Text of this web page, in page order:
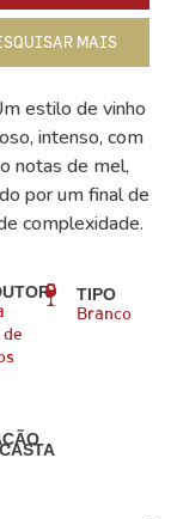
MAIS
estilo de vinho
intenso, com
notas de mel,
por um final de
complexidade.
de
TIPO
Branco
CASTA